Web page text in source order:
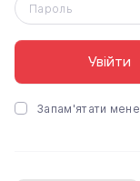
Пароль
Увійти
Запам'ятати мене